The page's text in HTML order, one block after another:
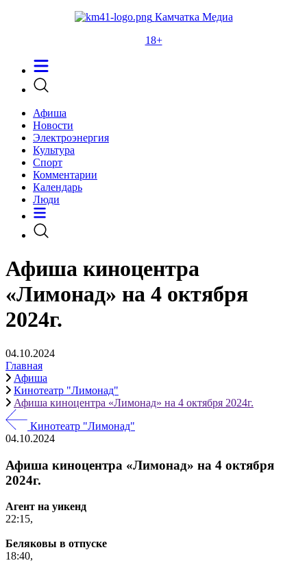
Камчатка Медиа
18+
Афиша
Новости
Электроэнергия
Культура
Спорт
Комментарии
Календарь
Люди
Афиша киноцентра
«Лимонад» на 4 октября
2024г.
04.10.2024
Главная
Афиша
Кинотеатр "Лимонад"
Афиша киноцентра «Лимонад» на 4 октября 2024г.
Кинотеатр "Лимонад"
04.10.2024
Афиша киноцентра «Лимонад» на 4 октября
2024г.
Агент на уикенд
22:15,
Беляковы в отпуске
18:40,